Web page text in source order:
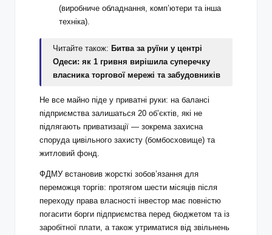
(виробниче обладнання, комп’ютери та інша
техніка).
Читайте також: Битва за руїни у центрі
Одеси: як 1 гривня вирішила суперечку
власника торгової мережі та забудовників
Не все майно піде у приватні руки: на балансі
підприємства залишаться 20 об’єктів, які не
підлягають приватизації — зокрема захисна
споруда цивільного захисту (бомбосховище) та
житловий фонд.
ФДМУ встановив жорсткі зобов’язання для
переможця торгів: протягом шести місяців після
переходу права власності інвестор має повністю
погасити борги підприємства перед бюджетом та із
заробітної плати, а також утриматися від звільнень